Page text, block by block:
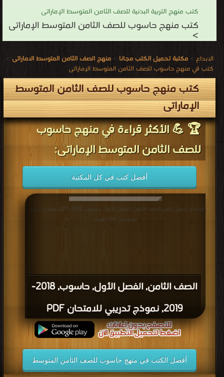
كتب منهج التربية البدنية للصف الثامن المتوسط الإماراتى
كتب منهج حاسوب للصف الثامن المتوسط الإماراتى
>
الابداع > مكتبة تحميل الكتب مجانا > منهج الصف الثامن المتوسط الاماراتى >
كتب في منهج حاسوب للصف الثامن المتوسط الإماراتى
كتب منهج حاسوب للصف الثامن المتوسط
الإماراتى
🏆 💪 الأكثر قراءة في منهج حاسوب
للصف الثامن المتوسط الإماراتى:
أفضل كتب في كل المكتبة
الصف الثامن, الفصل الأول, حاسوب, 2018-
2019, نموذج تدريبي للامتحان PDF
قراءة و تحميل كتاب الصف الثامن, الفصل الأول, حاسوب, 2018-2019, نموذج تدريبي
للامتحان PDF مجانا
أفضل الكتب في منهج حاسوب للصف الثامن المتوسط